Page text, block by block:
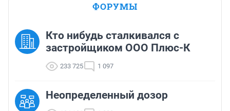
ФОРУМЫ
Кто нибудь сталкивался с
застройщиком ООО Плюс-К
233 725 1 097
Неопределенный дозор